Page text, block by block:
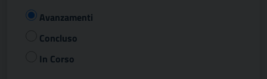
Avanzamenti
Concluso
In Corso